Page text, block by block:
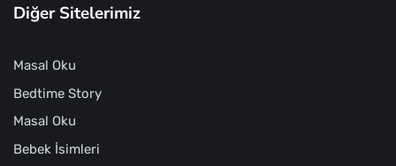
Diğer Sitelerimiz
Masal Oku
Bedtime Story
Masal Oku
Bebek İsimleri